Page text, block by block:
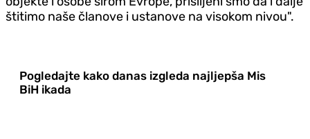
štitimo naše članove i ustanove na visokom nivou".
Pogledajte kako danas izgleda najljepša Mis
BiH ikada